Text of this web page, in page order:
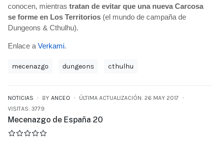
conocen, mientras tratan de evitar que una nueva Carcosa
se forme en Los Territorios (el mundo de campaña de
Dungeons & Cthulhu).
Enlace a Verkami.
mecenazgo dungeons cthulhu
NOTICIAS BY ANCEO
ÚLTIMA ACTUALIZACIÓN: 26 MAY 2017
VISITAS: 3779
Mecenazgo de España 20